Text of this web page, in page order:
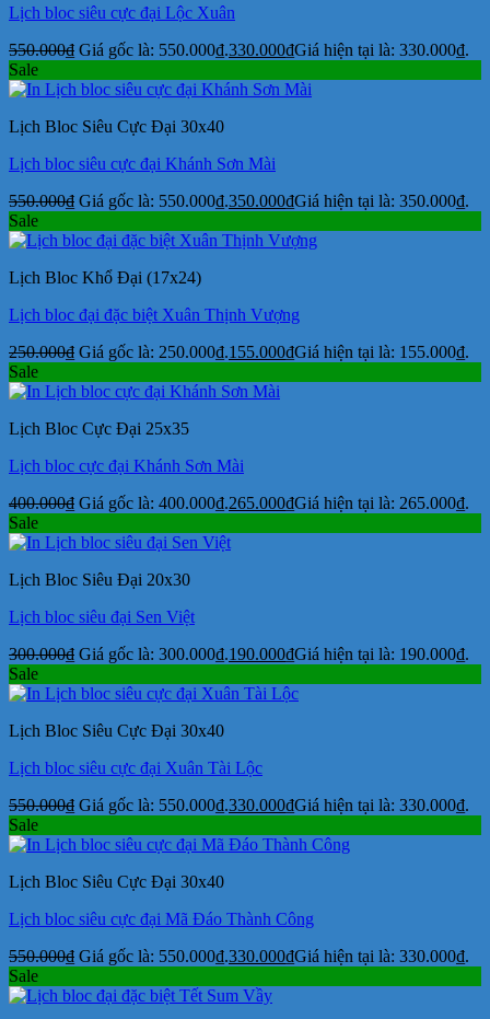
Lịch bloc siêu cực đại Lộc Xuân
550.000₫ Giá gốc là: 550.000₫.330.000₫Giá hiện tại là: 330.000₫.
Sale
Lịch Bloc Siêu Cực Đại 30x40
Lịch bloc siêu cực đại Khánh Sơn Mài
550.000₫ Giá gốc là: 550.000₫.350.000₫Giá hiện tại là: 350.000₫.
Sale
Lịch Bloc Khổ Đại (17x24)
Lịch bloc đại đặc biệt Xuân Thịnh Vượng
250.000₫ Giá gốc là: 250.000₫.155.000₫Giá hiện tại là: 155.000₫.
Sale
Lịch Bloc Cực Đại 25x35
Lịch bloc cực đại Khánh Sơn Mài
400.000₫ Giá gốc là: 400.000₫.265.000₫Giá hiện tại là: 265.000₫.
Sale
Lịch Bloc Siêu Đại 20x30
Lịch bloc siêu đại Sen Việt
300.000₫ Giá gốc là: 300.000₫.190.000₫Giá hiện tại là: 190.000₫.
Sale
Lịch Bloc Siêu Cực Đại 30x40
Lịch bloc siêu cực đại Xuân Tài Lộc
550.000₫ Giá gốc là: 550.000₫.330.000₫Giá hiện tại là: 330.000₫.
Sale
Lịch Bloc Siêu Cực Đại 30x40
Lịch bloc siêu cực đại Mã Đáo Thành Công
550.000₫ Giá gốc là: 550.000₫.330.000₫Giá hiện tại là: 330.000₫.
Sale